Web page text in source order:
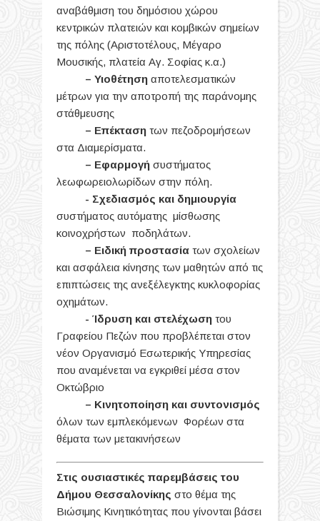
αναβάθμιση του δημόσιου χώρου
κεντρικών πλατειών και κομβικών σημείων
της πόλης (Αριστοτέλους, Μέγαρο
Μουσικής, πλατεία Αγ. Σοφίας κ.α.)
– Υιοθέτηση αποτελεσματικών
μέτρων για την αποτροπή της παράνομης
στάθμευσης
– Επέκταση των πεζοδρομήσεων
στα Διαμερίσματα.
– Εφαρμογή συστήματος
λεωφωρειολωρίδων στην πόλη.
- Σχεδιασμός και δημιουργία
συστήματος αυτόματης μίσθωσης
κοινοχρήστων ποδηλάτων.
– Ειδική προστασία των σχολείων
και ασφάλεια κίνησης των μαθητών από τις
επιπτώσεις της ανεξέλεγκτης κυκλοφορίας
οχημάτων.
- Ίδρυση και στελέχωση του
Γραφείου Πεζών που προβλέπεται στον
νέον Οργανισμό Εσωτερικής Υπηρεσίας
που αναμένεται να εγκριθεί μέσα στον
Οκτώβριο
– Κινητοποίηση και συντονισμός
όλων των εμπλεκόμενων Φορέων στα
θέματα των μετακινήσεων
Στις ουσιαστικές παρεμβάσεις του
Δήμου Θεσσαλονίκης στο θέμα της
Βιώσιμης Κινητικότητας που γίνονται βάσει